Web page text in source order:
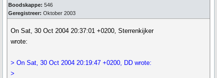
Boodskappe: 546
Geregistreer: Oktober 2003
On Sat, 30 Oct 2004 20:37:01 +0200, Sterrenkijker
wrote:
> On Sat, 30 Oct 2004 20:19:47 +0200, DD wrote:
>